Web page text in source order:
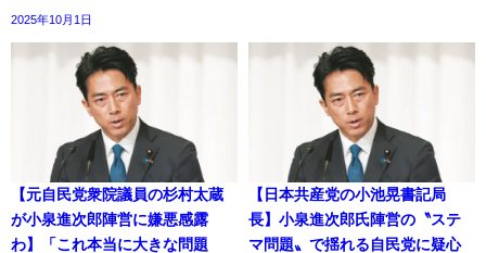
2025年10月1日
【元自民党衆院議員の杉村太蔵
が小泉進次郎陣営に嫌悪感露
わ】「これ本当に大きな問題
【日本共産党の小池晃書記局
長】小泉進次郎氏陣営の〝ステ
マ問題〟で揺れる自民党に疑心